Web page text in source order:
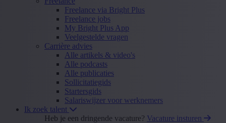
Freelance via Bright Plus
Freelance jobs
My Bright Plus App
Veelgestelde vragen
Carrière advies
Alle artikels & video's
Alle podcasts
Alle publicaties
Sollicitatiegids
Startersgids
Salariswijzer voor werknemers
Ik zoek talent
Heb je een dringende vacature? Vacature insturen